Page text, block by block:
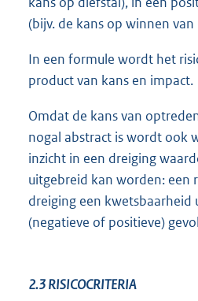
(bijv. de kans op winnen
In een formule wordt het
product van kans en impact.
Omdat de kans van
nogal abstract is wordt ook
inzicht in een dreiging
uitgebreid kan worden: een
dreiging een
(negatieve of positieve)
2.3RISICOCRITERIA